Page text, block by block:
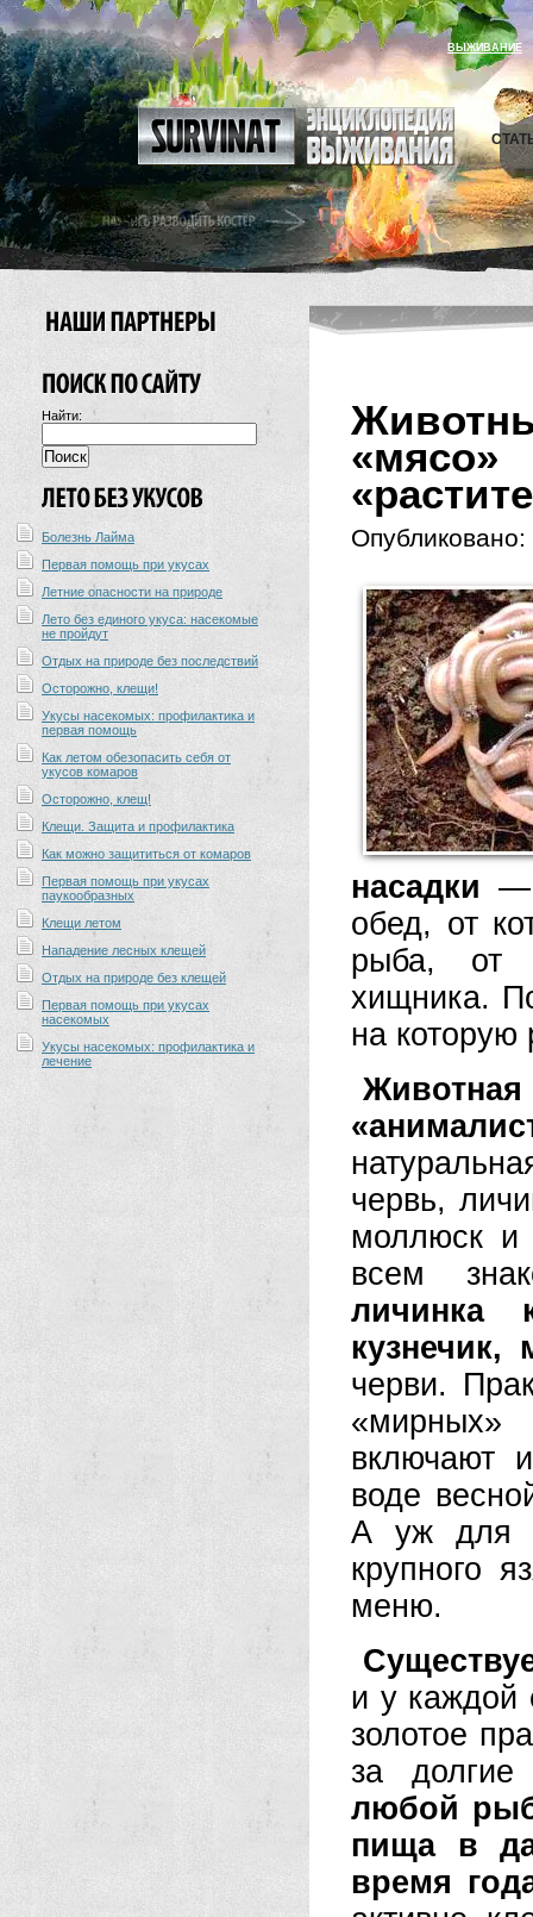
ВЫЖИВАНИЕ
Найти:
Болезнь Лайма
Первая помощь при укусах
Летние опасности на природе
Лето без единого укуса: насекомые
не пройдут
Отдых на природе без последствий
Осторожно, клещи!
Укусы насекомых: профилактика и
первая помощь
Как летом обезопасить себя от
укусов комаров
Осторожно, клещ!
Клещи. Защита и профилактика
Как можно защититься от комаров
Первая помощь при укусах
паукообразных
Клещи летом
Нападение лесных клещей
Отдых на природе без клещей
Первая помощь при укусах
насекомых
Укусы насекомых: профилактика и
лечение
Опубликовано:
насадки —
обед, от
рыба, от
хищника.
на которую
червь,
моллюск и
всем
личинка
кузнечик,
черви.
«мирных»
включают
воде
А уж для
крупного
меню.
и у каждой
золотое
за
любой
пища в
время